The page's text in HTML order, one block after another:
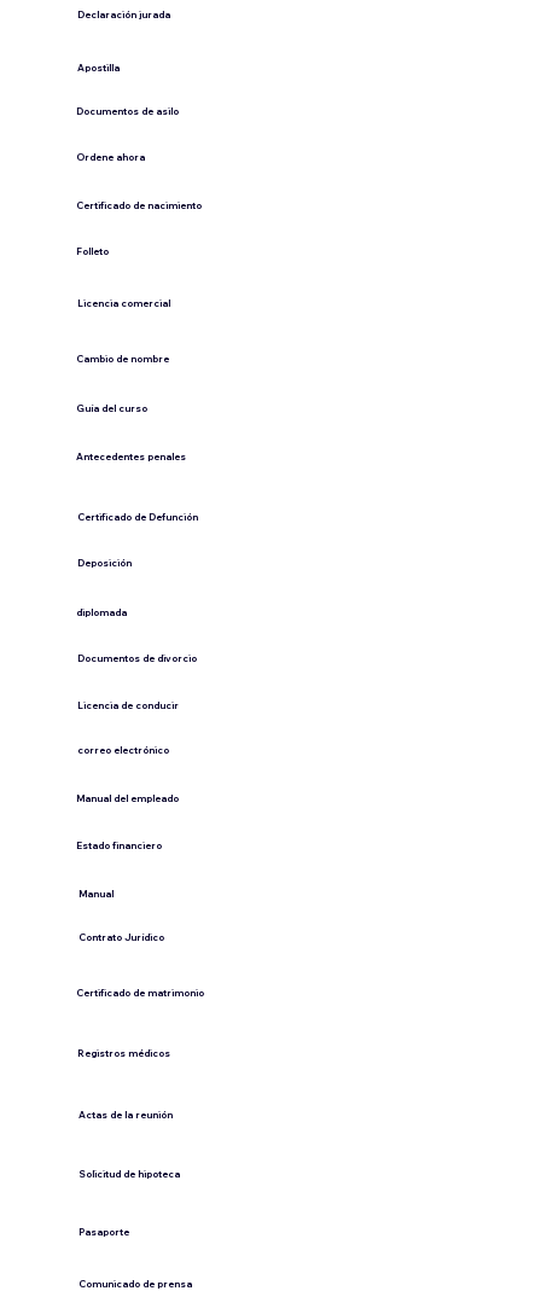
Declaración jurada
​Apostilla
Documentos de asilo
Ordene ahora
Certificado de nacimiento
Folleto
​Licencia comercial
Cambio de nombre
Guía del curso
Antecedentes penales
​Certificado de Defunción
​Deposición
diplomada
Documentos de divorcio
Licencia de conducir
​correo electrónico
Manual del empleado
Estado financiero
​Manual
​Contrato Jurídico
Certificado de matrimonio
Registros médicos
Actas de la reunión
Solicitud de hipoteca
Pasaporte
Comunicado de prensa